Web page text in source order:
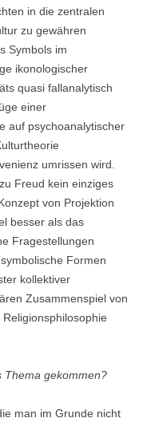
in die zentralen
zu gewähren
Symbols im
ikonologischer
quasi fallanalytisch
einer
auf psychoanalytischer
umrissen wird.
Freud kein einziges
von Projektion
besser als das
Fragestellungen
Formen
kollektiver
Zusammenspiel von
Thema gekommen?
man im Grunde nicht